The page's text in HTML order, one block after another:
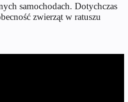
samochodach. Dotychczas
zwierząt w ratuszu